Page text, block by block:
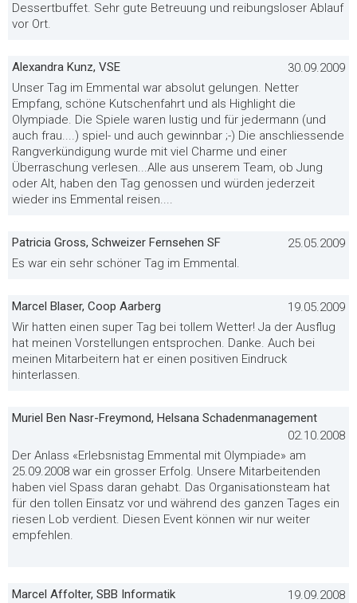
Dessertbuffet. Sehr gute Betreuung und reibungsloser Ablauf
vor Ort.
Alexandra Kunz, VSE
30.09.2009
Unser Tag im Emmental war absolut gelungen. Netter
Empfang, schöne Kutschenfahrt und als Highlight die
Olympiade. Die Spiele waren lustig und für jedermann (und
auch frau....) spiel- und auch gewinnbar ;-) Die anschliessende
Rangverkündigung wurde mit viel Charme und einer
Überraschung verlesen...Alle aus unserem Team, ob Jung
oder Alt, haben den Tag genossen und würden jederzeit
wieder ins Emmental reisen....
Patricia Gross, Schweizer Fernsehen SF
25.05.2009
Es war ein sehr schöner Tag im Emmental.
Marcel Blaser, Coop Aarberg
19.05.2009
Wir hatten einen super Tag bei tollem Wetter! Ja der Ausflug
hat meinen Vorstellungen entsprochen. Danke. Auch bei
meinen Mitarbeitern hat er einen positiven Eindruck
hinterlassen.
Muriel Ben Nasr-Freymond, Helsana Schadenmanagement
02.10.2008
Der Anlass «Erlebsnistag Emmental mit Olympiade» am
25.09.2008 war ein grosser Erfolg. Unsere Mitarbeitenden
haben viel Spass daran gehabt. Das Organisationsteam hat
für den tollen Einsatz vor und während des ganzen Tages ein
riesen Lob verdient. Diesen Event können wir nur weiter
empfehlen.
Marcel Affolter, SBB Informatik
19.09.2008